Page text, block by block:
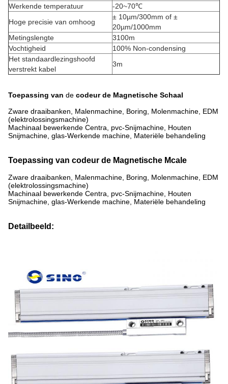
Werkende temperatuur
-20~70℃
Hoge precisie van omhoog
± 10µm/300mm of ±
20µm/1000mm
Metingslengte
3100m
Vochtigheid
100% Non-condensing
Het standaardlezingshoofd
verstrekt kabel
3m
Toepassing van de codeur de Magnetische Schaal
Zware draaibanken, Malenmachine, Boring, Molenmachine, EDM
(elektrolossingsmachine)
Machinaal bewerkende Centra, pvc-Snijmachine, Houten
Snijmachine, glas-Werkende machine, Materiële behandeling
Toepassing van codeur de Magnetische Mcale
Zware draaibanken, Malenmachine, Boring, Molenmachine, EDM
(elektrolossingsmachine)
Machinaal bewerkende Centra, pvc-Snijmachine, Houten
Snijmachine, glas-Werkende machine, Materiële behandeling
Detailbeeld: